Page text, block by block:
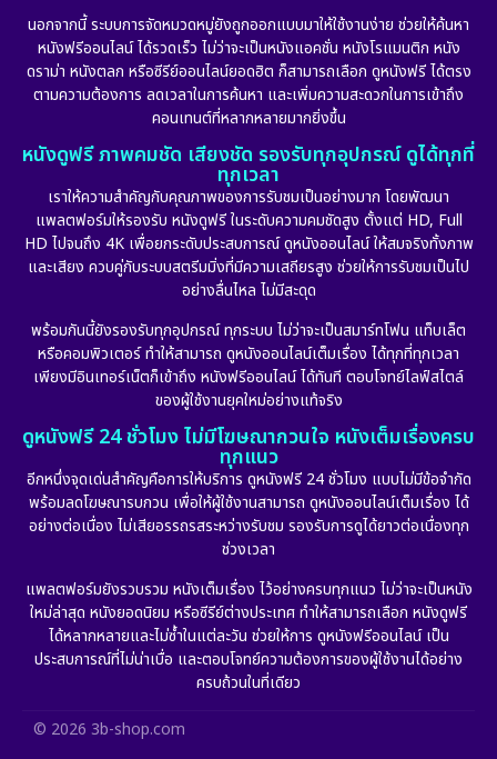
นอกจากนี้ ระบบการจัดหมวดหมู่ยังถูกออกแบบมาให้ใช้งานง่าย ช่วยให้ค้นหา
หนังฟรีออนไลน์ ได้รวดเร็ว ไม่ว่าจะเป็นหนังแอคชั่น หนังโรแมนติก หนัง
ดราม่า หนังตลก หรือซีรีย์ออนไลน์ยอดฮิต ก็สามารถเลือก ดูหนังฟรี ได้ตรง
ตามความต้องการ ลดเวลาในการค้นหา และเพิ่มความสะดวกในการเข้าถึง
คอนเทนต์ที่หลากหลายมากยิ่งขึ้น
หนังดูฟรี ภาพคมชัด เสียงชัด รองรับทุกอุปกรณ์ ดูได้ทุกที่
ทุกเวลา
เราให้ความสำคัญกับคุณภาพของการรับชมเป็นอย่างมาก โดยพัฒนา
แพลตฟอร์มให้รองรับ หนังดูฟรี ในระดับความคมชัดสูง ตั้งแต่ HD, Full
HD ไปจนถึง 4K เพื่อยกระดับประสบการณ์ ดูหนังออนไลน์ ให้สมจริงทั้งภาพ
และเสียง ควบคู่กับระบบสตรีมมิ่งที่มีความเสถียรสูง ช่วยให้การรับชมเป็นไป
อย่างลื่นไหล ไม่มีสะดุด
พร้อมกันนี้ยังรองรับทุกอุปกรณ์ ทุกระบบ ไม่ว่าจะเป็นสมาร์ทโฟน แท็บเล็ต
หรือคอมพิวเตอร์ ทำให้สามารถ ดูหนังออนไลน์เต็มเรื่อง ได้ทุกที่ทุกเวลา
เพียงมีอินเทอร์เน็ตก็เข้าถึง หนังฟรีออนไลน์ ได้ทันที ตอบโจทย์ไลฟ์สไตล์
ของผู้ใช้งานยุคใหม่อย่างแท้จริง
ดูหนังฟรี 24 ชั่วโมง ไม่มีโฆษณากวนใจ หนังเต็มเรื่องครบ
ทุกแนว
อีกหนึ่งจุดเด่นสำคัญคือการให้บริการ ดูหนังฟรี 24 ชั่วโมง แบบไม่มีข้อจำกัด
พร้อมลดโฆษณารบกวน เพื่อให้ผู้ใช้งานสามารถ ดูหนังออนไลน์เต็มเรื่อง ได้
อย่างต่อเนื่อง ไม่เสียอรรถรสระหว่างรับชม รองรับการดูได้ยาวต่อเนื่องทุก
ช่วงเวลา
แพลตฟอร์มยังรวบรวม หนังเต็มเรื่อง ไว้อย่างครบทุกแนว ไม่ว่าจะเป็นหนัง
ใหม่ล่าสุด หนังยอดนิยม หรือซีรีย์ต่างประเทศ ทำให้สามารถเลือก หนังดูฟรี
ได้หลากหลายและไม่ซ้ำในแต่ละวัน ช่วยให้การ ดูหนังฟรีออนไลน์ เป็น
ประสบการณ์ที่ไม่น่าเบื่อ และตอบโจทย์ความต้องการของผู้ใช้งานได้อย่าง
ครบถ้วนในที่เดียว
© 2026 3b-shop.com